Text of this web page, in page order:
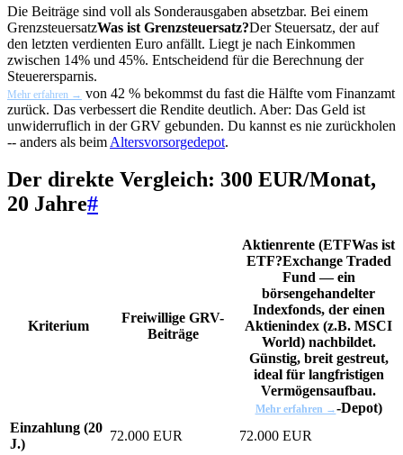
Die Beiträge sind voll als Sonderausgaben absetzbar. Bei einem
GrenzsteuersatzWas ist Grenzsteuersatz?Der Steuersatz, der auf
den letzten verdienten Euro anfällt. Liegt je nach Einkommen
zwischen 14% und 45%. Entscheidend für die Berechnung der
Steuerersparnis.
Mehr erfahren → von 42 % bekommst du fast die Hälfte vom Finanzamt
zurück. Das verbessert die Rendite deutlich. Aber: Das Geld ist
unwiderruflich in der GRV gebunden. Du kannst es nie zurückholen
-- anders als beim Altersvorsorgedepot.
Der direkte Vergleich: 300 EUR/Monat,
20 Jahre#
Kriterium
Freiwillige GRV-
Beiträge
Aktienrente (ETFWas ist
ETF?Exchange Traded
Fund — ein
börsengehandelter
Indexfonds, der einen
Aktienindex (z.B. MSCI
World) nachbildet.
Günstig, breit gestreut,
ideal für langfristigen
Vermögensaufbau.
Mehr erfahren →-Depot)
Einzahlung (20
J.)
72.000 EUR 72.000 EUR